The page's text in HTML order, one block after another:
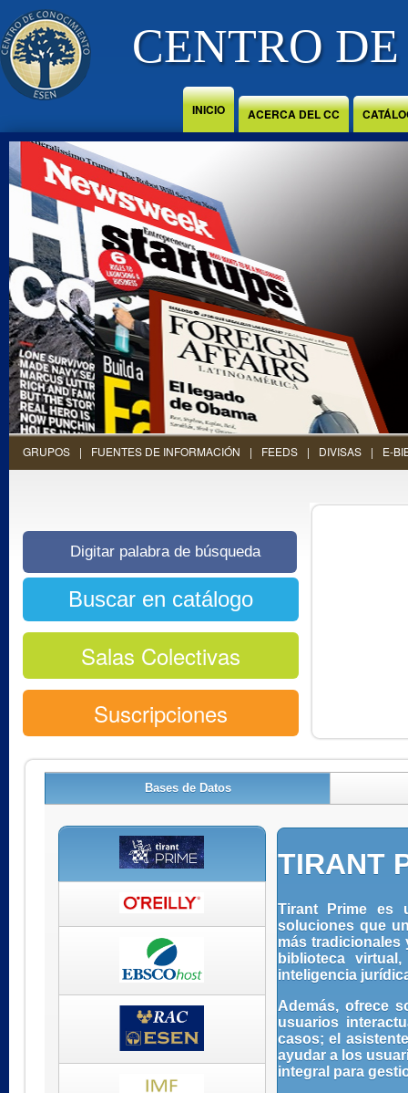
Jump to Content
CENTRO
INICIO ACERCA DEL CC
GRUPOS FUENTES DE INFORMACIÓN FEEDS DIVISAS E-
Salas Colectivas
Suscripciones